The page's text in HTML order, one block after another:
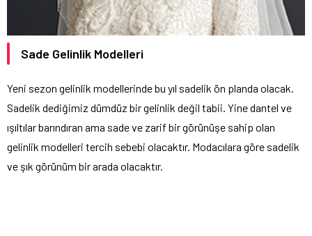
Sade Gelinlik Modelleri
Yeni sezon gelinlik modellerinde bu yıl sadelik ön planda olacak.
Sadelik dediğimiz dümdüz bir gelinlik değil tabii. Yine dantel ve
ışıltılar barındıran ama sade ve zarif bir görünüşe sahip olan
gelinlik modelleri tercih sebebi olacaktır. Modacılara göre sadelik
ve şık görünüm bir arada olacaktır.